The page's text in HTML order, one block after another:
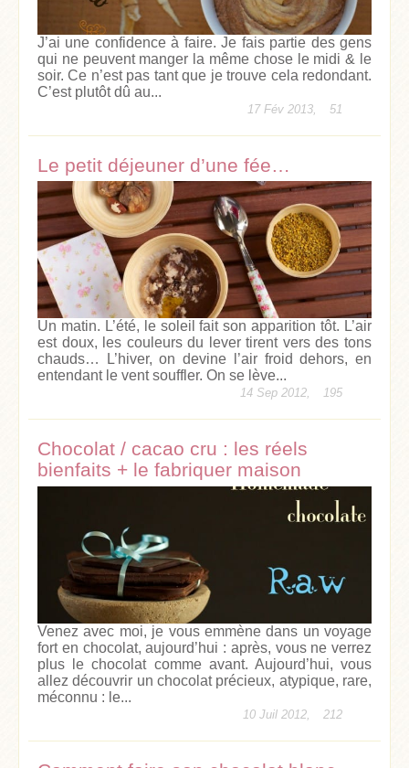
J’ai une confidence à faire. Je fais partie des gens
qui ne peuvent manger la même chose le midi & le
soir. Ce n’est pas tant que je trouve cela redondant.
C’est plutôt dû au...
17 Fév 2013, 51
Le petit déjeuner d’une fée…
Un matin. L’été, le soleil fait son apparition tôt. L’air
est doux, les couleurs du lever tirent vers des tons
chauds… L’hiver, on devine l’air froid dehors, en
entendant le vent souffler. On se lève...
14 Sep 2012, 195
Chocolat / cacao cru : les réels
bienfaits + le fabriquer maison
Venez avec moi, je vous emmène dans un voyage
fort en chocolat, aujourd’hui : après, vous ne verrez
plus le chocolat comme avant. Aujourd’hui, vous
allez découvrir un chocolat précieux, atypique, rare,
méconnu : le...
10 Juil 2012, 212